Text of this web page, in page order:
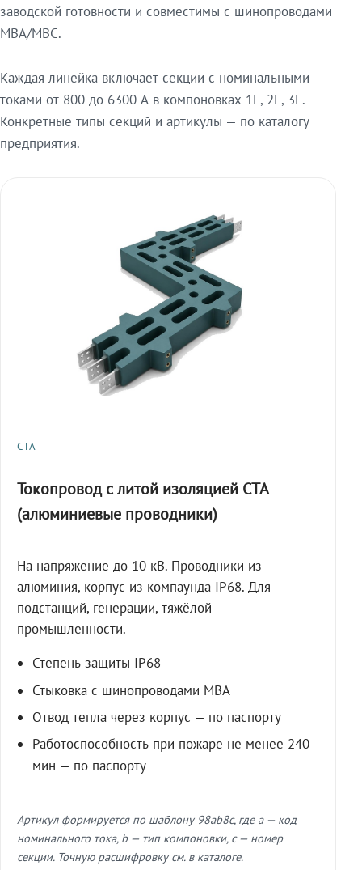
заводской готовности и совместимы с шинопроводами
МВА/МВС.
Каждая линейка включает секции с номинальными
токами от 800 до 6300 А в компоновках 1L, 2L, 3L.
Конкретные типы секций и артикулы — по каталогу
предприятия.
СТА
Токопровод с литой изоляцией СТА
(алюминиевые проводники)
На напряжение до 10 кВ. Проводники из
алюминия, корпус из компаунда IP68. Для
подстанций, генерации, тяжёлой
промышленности.
Степень защиты IP68
Стыковка с шинопроводами МВА
Отвод тепла через корпус — по паспорту
Работоспособность при пожаре не менее 240
мин — по паспорту
Артикул формируется по шаблону 98ab8c, где a — код
номинального тока, b — тип компоновки, c — номер
секции. Точную расшифровку см. в каталоге.